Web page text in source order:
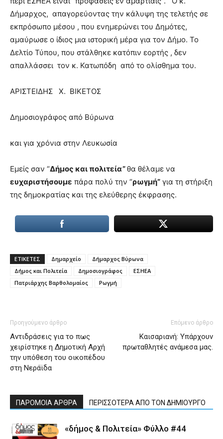
Δήμαρχος, απαγορεύοντας την κάλυψη της τελετής σε
εκπρόσωπο μέσου , που ενημερώνει του Δημότες,
αμαύρωσε ο ίδιος μια ιστορική μέρα για τον Δήμο. Το
Δελτίο Τύπου, που στάλθηκε κατόπιν εορτής , δεν
απαλλάσσει τον κ. Κατωπόδη από το ολίσθημα του.
ΑΡΙΣΤΕΙΔΗΣ Χ. ΒΙΚΕΤΟΣ
Δημοσιογράφος από Βύρωνα
και για χρόνια στην Λευκωσία
Εμείς σαν “Δήμος και πολιτεία”θα θέλαμε να
ευχαριστήσουμε πάρα πολύ την “ρωγμή” για τη στήριξη
της δημοκρατίας και της ελεύθερης έκφρασης.
ΕΤΙΚΕΤΕΣ Δημαρχείο
Δήμαρχος Βύρωνα
Δήμος και Πολιτεία
Δημοσιογράφος
ΕΣΗΕΑ
Πατριάρχης Βαρθολομαίος
Ρωγμή
Προηγούμενο άρθρο
Αντιδράσεις για το πως
χειρίστηκε η Δημοτική Αρχή
την υπόθεση του οικοπέδου
στη Νεράϊδα
Επόμενο άρθρο
Καισαριανή: Υπάρχουν
πρωταθλητές ανάμεσα μας.
ΠΑΡΟΜΟΙΑ ΑΡΘΡΑ ΠΕΡΙΣΣΟΤΕΡΑ ΑΠΟ ΤΟΝ ΔΗΜΙΟΥΡΓΟ
«δήμος & Πολιτεία» Φύλλο #44